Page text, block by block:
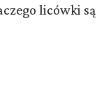
licówki